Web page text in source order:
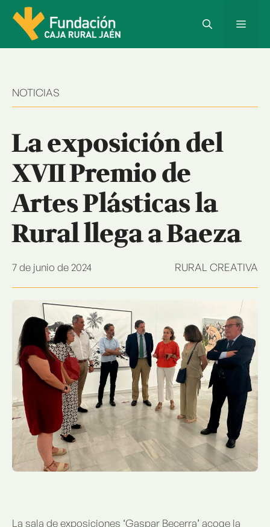
Saltar
contenido
Menú
NOTICIAS
La exposición del
XVII Premio de
Artes Plásticas la
Rural llega a Baeza
7 de junio de 2024 RURAL CREATIVA
La sala de exposiciones ‘Gaspar Becerra’ acoge la